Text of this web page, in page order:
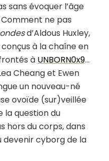
sans évoquer l’âge
ne pas
d’Aldous Huxley,
à la chaîne en
à UNBORN0x9…
Cheang et Ewen
un nouveau-né
ovoïde (sur)veillée
la question du
du corps, dans
devenir cyborg de la